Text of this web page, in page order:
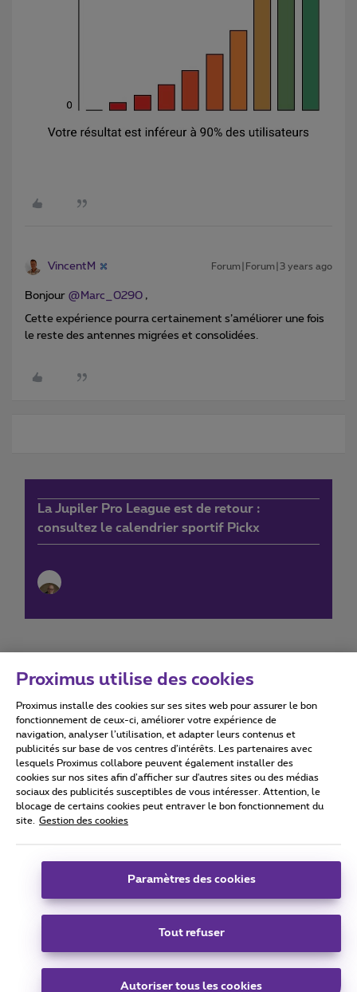
VincentM Forum|Forum|3 years ago
Bonjour @Marc_0290 ,
Cette expérience pourra certainement s’améliorer une fois
le reste des antennes migrées et consolidées.
La Jupiler Pro League est de retour :
consultez le calendrier sportif Pickx
Conditions d'utilisation Accessibility statement
Tous droits réservés. © 2026
Conditions générales, info consommateur
Coordonnées de l’entreprise
Boulevard du Roi Albert II 27 - B-1030 Bruxelles.
Carrier & Wholesale Solutions
|Telindus
Proximus utilise des cookies
Proximus installe des cookies sur ses sites web pour assurer le bon
fonctionnement de ceux-ci, améliorer votre expérience de
navigation, analyser l’utilisation, et adapter leurs contenus et
publicités sur base de vos centres d’intérêts. Les partenaires avec
lesquels Proximus collabore peuvent également installer des
cookies sur nos sites afin d’afficher sur d'autres sites ou des médias
sociaux des publicités susceptibles de vous intéresser. Attention, le
blocage de certains cookies peut entraver le bon fonctionnement du
site.
Gestion des cookies
Paramètres des cookies
Tout refuser
Autoriser tous les cookies